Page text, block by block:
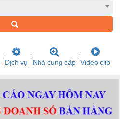
Dịch vụ Nhà cung cấp Video clip